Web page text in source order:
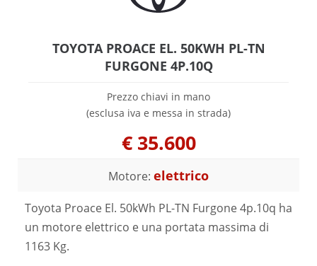
TOYOTA PROACE EL. 50KWH PL-TN
FURGONE 4P.10Q
Prezzo chiavi in mano
(esclusa iva e messa in strada)
€ 35.600
Motore: elettrico
Toyota Proace El. 50kWh PL-TN Furgone 4p.10q ha
un motore elettrico e una portata massima di
1163 Kg.